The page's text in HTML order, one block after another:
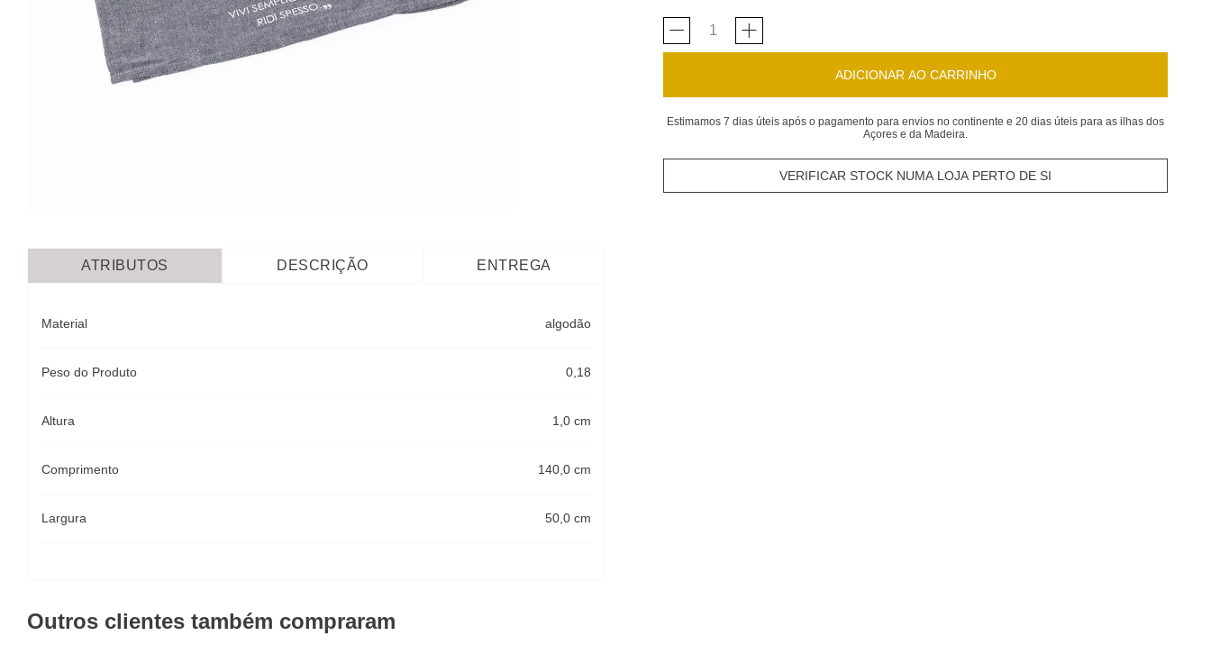
ADICIONAR AO CARRINHO
Estimamos 7 dias úteis após o pagamento para envios no continente e 20 dias úteis para as ilhas dos
Açores e da Madeira.
VERIFICAR STOCK NUMA LOJA PERTO DE SI
ATRIBUTOS DESCRIÇÃO ENTREGA
Material algodão
Peso do Produto 0,18
Altura 1,0 cm
Comprimento 140,0 cm
Largura 50,0 cm
Outros clientes também compraram